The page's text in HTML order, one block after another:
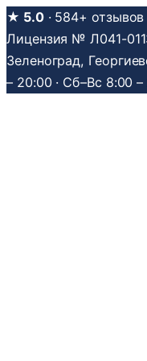
Перейти
к
содержимому
★ 5.0· 584+
Лицензия № Л041-
Зеленоград,
– 20:00 · Сб–Вс 8:00